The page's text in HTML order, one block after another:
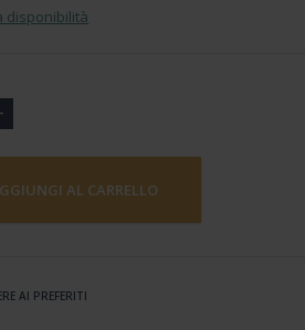
disponibilità
AL CARRELLO
AI PREFERITI